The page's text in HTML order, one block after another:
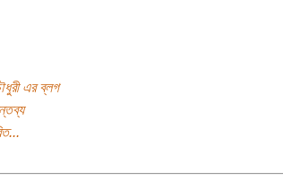
এর ব্লগ